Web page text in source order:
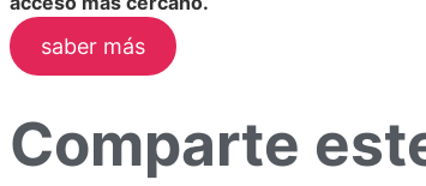
saber más
Comparte